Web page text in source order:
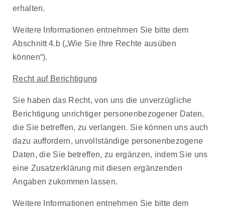
erhalten.
Weitere Informationen entnehmen Sie bitte dem
Abschnitt 4.b („Wie Sie Ihre Rechte ausüben
können“).
Recht auf Berichtigung
Sie haben das Recht, von uns die unverzügliche
Berichtigung unrichtiger personenbezogener Daten,
die Sie betreffen, zu verlangen. Sie können uns auch
dazu auffordern, unvollständige personenbezogene
Daten, die Sie betreffen, zu ergänzen, indem Sie uns
eine Zusatzerklärung mit diesen ergänzenden
Angaben zukommen lassen.
Weitere Informationen entnehmen Sie bitte dem